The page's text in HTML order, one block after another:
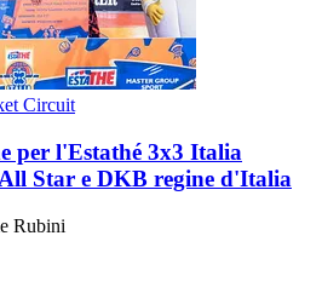
Circuit
per l'Estathé 3x3 Italia
Star e DKB regine d'Italia
Rubini